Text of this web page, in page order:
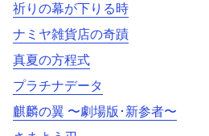
祈りの幕が下りる時
ナミヤ雑貨店の奇蹟
真夏の方程式
プラチナデータ
麒麟の翼 〜劇場版･新参者〜